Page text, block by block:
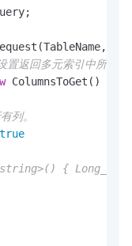
返回多元索引中所有
ColumnsToGet()
列。
true
{